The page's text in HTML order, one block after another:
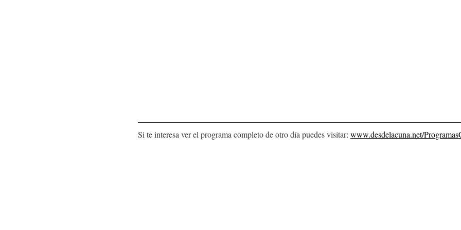
Si te interesa ver el programa completo de otro día puedes visitar: www.desdelacuna.net/